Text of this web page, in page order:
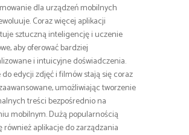
dla urządzeń mobilnych
Coraz więcej aplikacji
sztuczną inteligencję i uczenie
aby oferować bardziej
i intuicyjne doświadczenia.
edycji zdjęć i filmów stają się coraz
umożliwiając tworzenie
treści bezpośrednio na
mobilnym. Dużą popularnością
również aplikacje do zarządzania